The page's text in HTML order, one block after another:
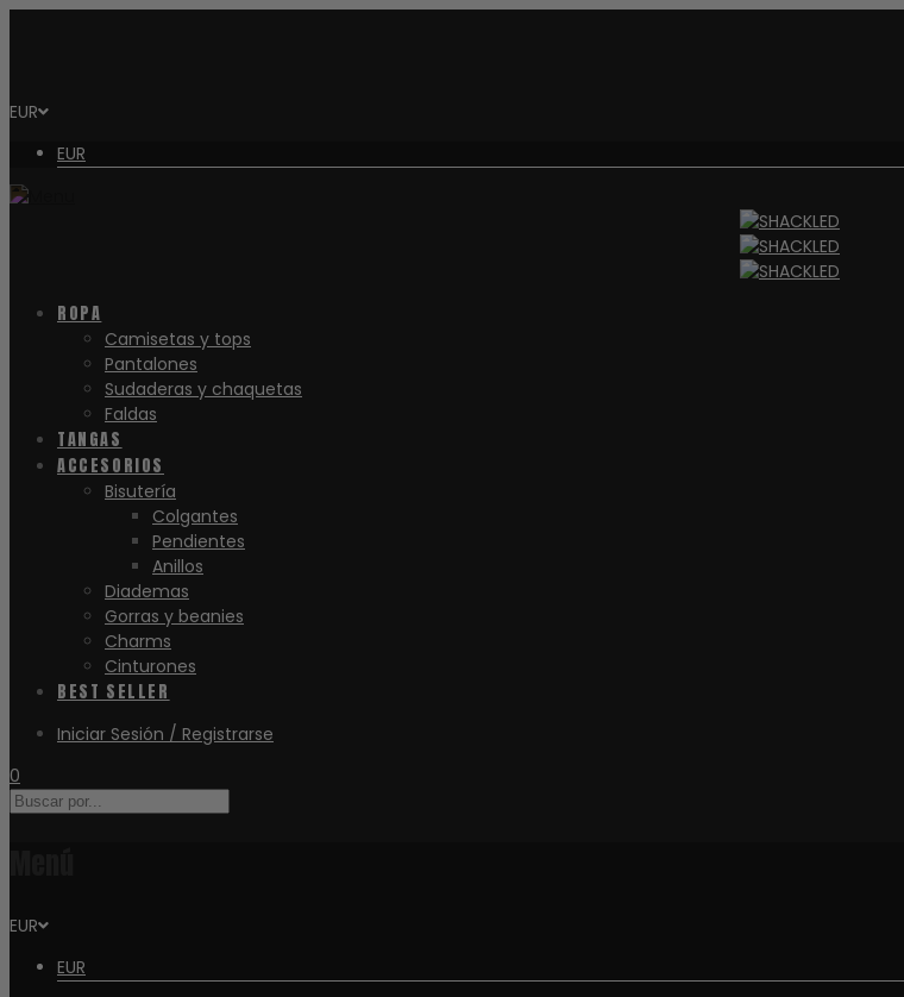
EUR
EUR
ROPA
Camisetas y tops
Pantalones
Sudaderas y chaquetas
Faldas
TANGAS
ACCESORIOS
Bisutería
Colgantes
Pendientes
Anillos
Diademas
Gorras y beanies
Charms
Cinturones
BEST SELLER
Iniciar Sesión / Registrarse
0
EUR
EUR